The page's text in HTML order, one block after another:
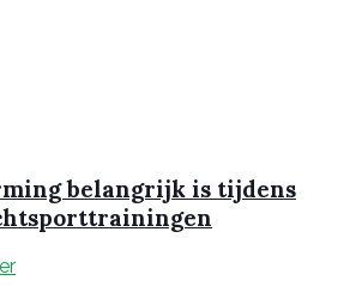
belangrijk is tijdens